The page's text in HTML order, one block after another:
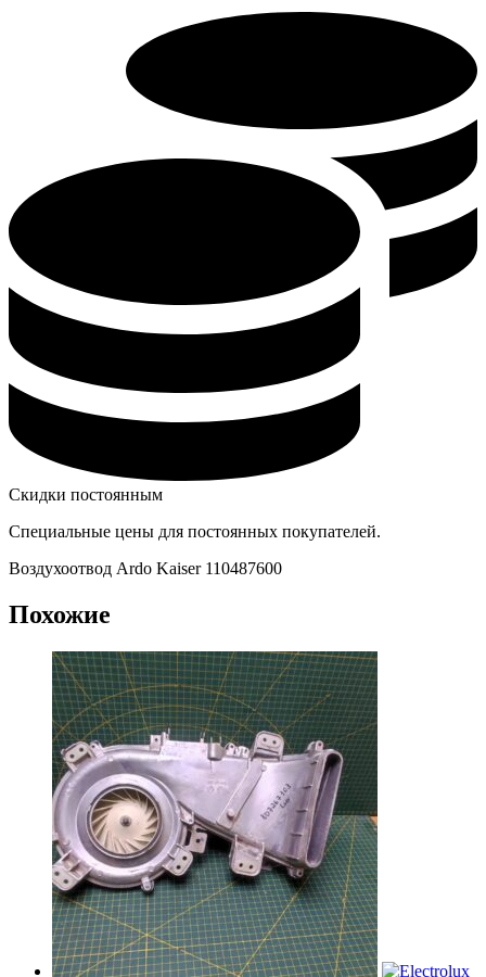
Скидки постоянным
Специальные цены для постоянных покупателей.
Воздухоотвод Ardo Kaiser 110487600
Похожие